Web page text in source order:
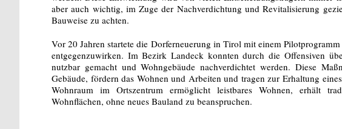
aber auch wichtig, im Zuge der Nachverdichtung und Revitalisierung
Bauweise zu achten.
Vor 20 Jahren startete die Dorferneuerung in Tirol mit einem
entgegenzuwirken. Im Bezirk Landeck konnten durch die Offensiven
nutzbar gemacht und Wohngebäude nachverdichtet werden. Diese
Gebäude, fördern das Wohnen und Arbeiten und tragen zur Erhaltung
Wohnraum im Ortszentrum ermöglicht leistbares Wohnen, erhält
Wohnflächen, ohne neues Bauland zu beanspruchen.